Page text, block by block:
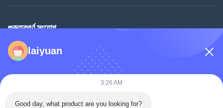
গুরুত্বপূর্ণ সংযোগ
বাড়ি
আমাদের সম্বন্ধে
laiyuan
3:26 AM
Good day, what product are you looking for?